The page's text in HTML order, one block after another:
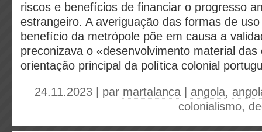
riscos e benefícios de financiar o progresso
estrangeiro. A averiguação das formas de
benefício da metrópole põe em causa a
preconizava o «desenvolvimento material das
orientação principal da política colonial
24.11.2023 | par martalanca angola,
colonialismo,